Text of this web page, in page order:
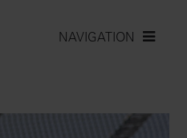
NAVIGATION